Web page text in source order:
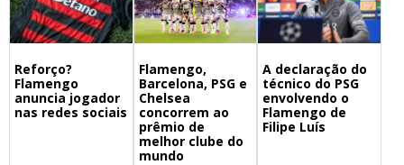
Reforço?
Flamengo
anuncia jogador
nas redes sociais
Flamengo,
Barcelona, PSG e
Chelsea
concorrem ao
prêmio de
melhor clube do
mundo
A declaração do
técnico do PSG
envolvendo o
Flamengo de
Filipe Luís